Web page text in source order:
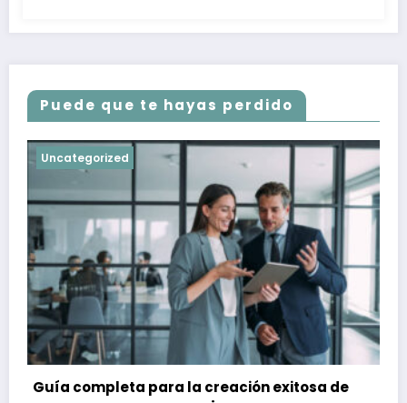
Puede que te hayas perdido
Uncategorized
Guía completa para la creación exitosa de